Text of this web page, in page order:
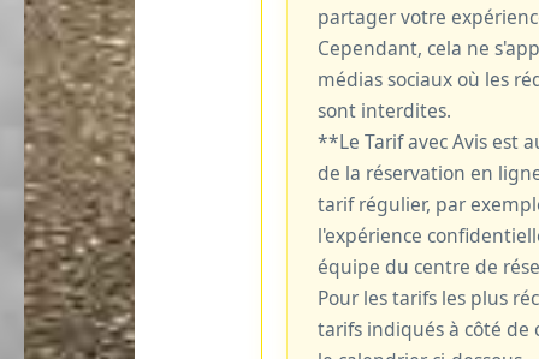
partager votre
Cependant, cela ne
médias sociaux où les
sont interdites.
**Le Tarif avec Avis est
de la réservation en
tarif régulier, par
l'expérience
équipe du centre de
Pour les tarifs les plus
tarifs indiqués à côté de